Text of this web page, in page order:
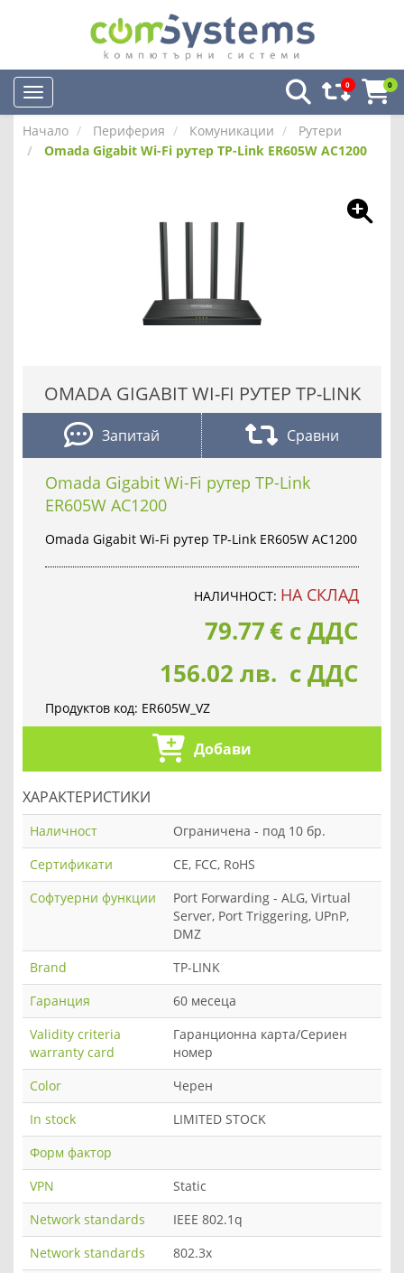
0 0
Начало Периферия Комуникации
Рутери
Omada Gigabit Wi-Fi рутер TP-Link ER605W AC1200
OMADA GIGABIT WI-FI РУТЕР TP-LINK
Запитай Сравни
Omada Gigabit Wi-Fi рутер TP-Link
ER605W AC1200
Omada Gigabit Wi-Fi рутер TP-Link ER605W AC1200
НАЛИЧНОСТ: НА СКЛАД
79.77€ с ДДС
156.02 лв. с ДДС
Продуктов код: ER605W_VZ
Добави
ХАРАКТЕРИСТИКИ
Наличност
Ограничена - под 10 бр.
Сертификати
CE, FCC, RoHS
Софтуерни функции
Port Forwarding - ALG, Virtual
Server, Port Triggering, UPnP,
DMZ
Brand
TP-LINK
Гаранция
60 месеца
Validity criteria
warranty card
Гаранционна карта/Сериен
номер
Color
Черен
In stock
LIMITED STOCK
Форм фактор
VPN
Static
Network standards
IEEE 802.1q
Network standards
802.3x